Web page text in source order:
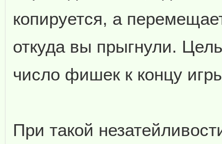
копируется, а
откуда вы прыгнули.
число фишек к концу
При такой